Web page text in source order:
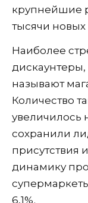
крупнейшие
тысячи новых
Наиболее
дискаунтеры,
называют
Количество
увеличилось
сохранили
присутствия
динамику
6,1%.